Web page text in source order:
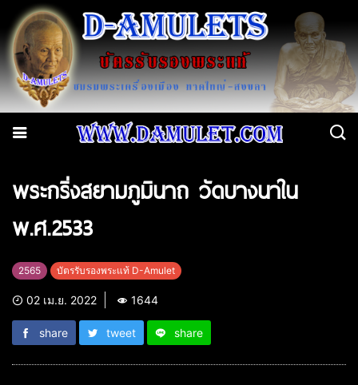
พระกริ่งสยามภูมินาถ วัดบางนาใน
พ.ศ.2533
2565 บัตรรับรองพระแท้ D-Amulet
02 เม.ย. 2022 1644
share tweet share